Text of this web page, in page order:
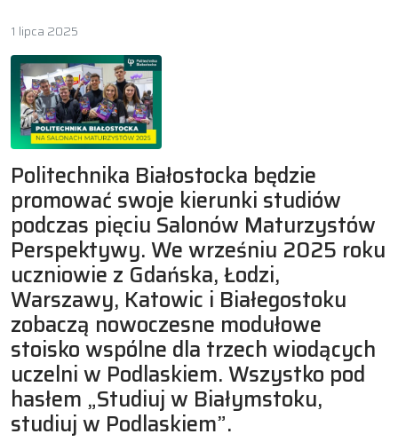
1 lipca 2025
Politechnika Białostocka będzie
promować swoje kierunki studiów
podczas pięciu Salonów Maturzystów
Perspektywy. We wrześniu 2025 roku
uczniowie z Gdańska, Łodzi,
Warszawy, Katowic i Białegostoku
zobaczą nowoczesne modułowe
stoisko wspólne dla trzech wiodących
uczelni w Podlaskiem. Wszystko pod
hasłem „Studiuj w Białymstoku,
studiuj w Podlaskiem”.